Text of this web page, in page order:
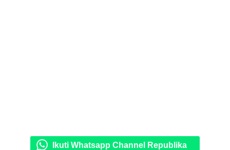
Ikuti Whatsapp Channel Republika